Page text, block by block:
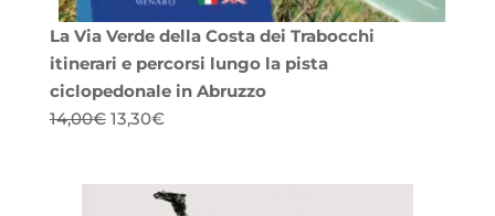
La Via Verde della Costa dei Trabocchi
itinerari e percorsi lungo la pista
ciclopedonale in Abruzzo
14,00€ Il
13,30€Il
è: